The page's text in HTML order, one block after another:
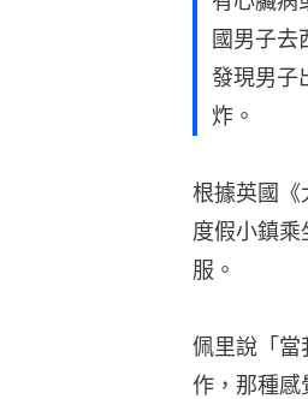
國男子去
發現男子
炸。
根據英國
度假小鎮
服。
佩里說「當
作，那種感